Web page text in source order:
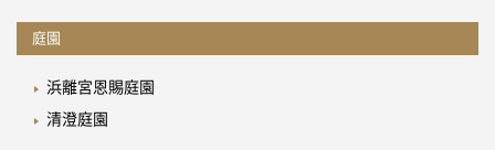
庭園
浜離宮恩賜庭園
清澄庭園